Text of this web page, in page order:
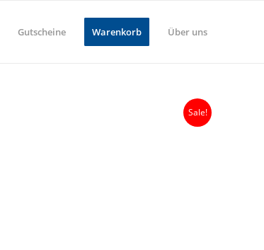
Gutscheine Warenkorb Über uns
Sale!